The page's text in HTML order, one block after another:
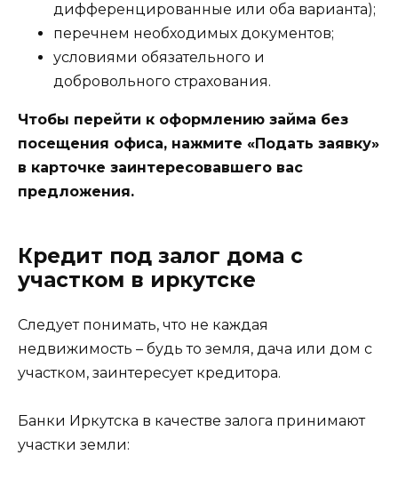
дифференцированные или оба варианта);
перечнем необходимых документов;
условиями обязательного и
добровольного страхования.
Чтобы перейти к оформлению займа без
посещения офиса, нажмите «Подать заявку»
в карточке заинтересовавшего вас
предложения.
Кредит под залог дома с
участком в иркутске
Следует понимать, что не каждая
недвижимость – будь то земля, дача или дом с
участком, заинтересует кредитора.
Банки Иркутска в качестве залога принимают
участки земли: